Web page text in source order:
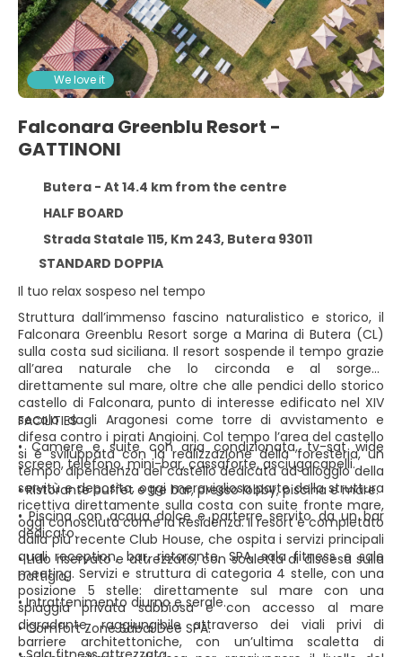
We love it
Falconara Greenblu Resort -
GATTINONI
Butera - At 14.4 km from the centre
HALF BOARD
Strada Statale 115, Km 243, Butera 93011
STANDARD DOPPIA
Il tuo relax sospeso nel tempo
Struttura dall’immenso fascino naturalistico e storico, il
Falconara Greenblu Resort sorge a Marina di Butera (CL)
sulla costa sud siciliana. Il resort sospende il tempo grazie
all’area naturale che lo circonda e al sorgere
direttamente sul mare, oltre che alle pendici dello storico
castello di Falconara, punto di interesse edificato nel XIV
secolo dagli Aragonesi come torre di avvistamento e
difesa contro i pirati Angioini. Col tempo l’area del castello
si è sviluppata con la realizzazione della foresteria, un
tempo dipendenza del castello dedicata ad alloggio della
servitù e deposito, oggi meravigliosa parte della struttura
ricettiva direttamente sulla costa con suite fronte mare,
oggi conosciuta come la Residenza. Il resort è completato
dalla più recente Club House, che ospita i servizi principali
quali reception, bar, ristorante, SPA, sala fitness e sale
meeting. Servizi e struttura di categoria 4 stelle, con una
posizione 5 stelle: direttamente sul mare con una
spiaggia privata sabbiosa e con accesso al mare
digradante, raggiungibile attraverso dei viali privi di
barriere architettoniche, con un’ultima scaletta di
FACILITIES
• Camere e suite con aria condizionata, tv-sat wide
screen, telefono, mini-bar, cassaforte, asciugacapelli.
• Ristorante buffet e tre bar, presso lobby, piscina e mare.
• Piscina con acqua dolce e parterre servito da un bar
dedicato.
• Lido riservato e attrezzato, con scaletta di discesa sulla
battigia.
• Intrattenimento diurno e serale.
• Comfort Zone Sabai Dee SPA.